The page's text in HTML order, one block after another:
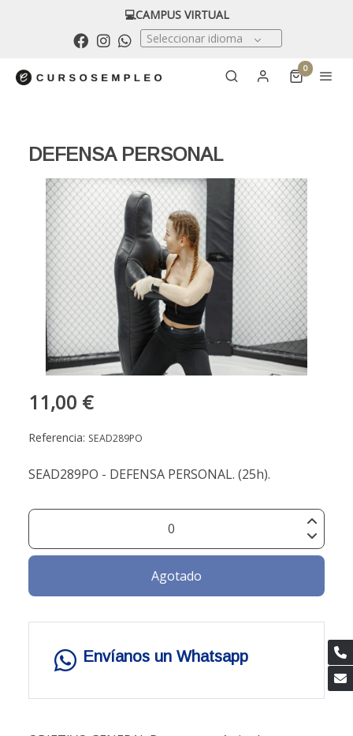
💻CAMPUS VIRTUAL
Seleccionar idioma
0
DEFENSA PERSONAL
11,00 €
Referencia: SEAD289PO
SEAD289PO - DEFENSA PERSONAL. (25h).
Agotado
Envíanos un Whatsapp